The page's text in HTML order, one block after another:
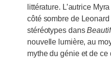
littérature. L’autrice
côté sombre de
stéréotypes dans
nouvelle lumière, au
mythe du génie et de ce